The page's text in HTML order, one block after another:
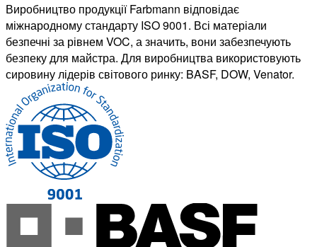
Виробництво продукції Farbmann відповідає
міжнародному стандарту ISO 9001. Всі матеріали
безпечні за рівнем VOC, а значить, вони забезпечують
безпеку для майстра. Для виробництва використовують
сировину лідерів світового ринку: BASF, DOW, Venator.